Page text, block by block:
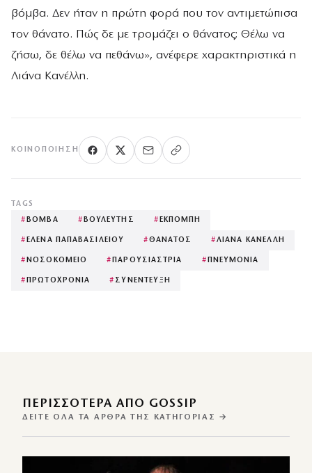
βόμβα. Δεν ήταν η πρώτη φορά που τον αντιμετώπισα
τον θάνατο. Πώς δε με τρομάζει ο θάνατος; Θέλω να
ζήσω, δε θέλω να πεθάνω», ανέφερε χαρακτηριστικά η
Λιάνα Κανέλλη.
ΚΟΙΝΟΠΟΊΗΣΗ
TAGS
# ΒΟΜΒΑ # ΒΟΥΛΕΥΤΗΣ # ΕΚΠΟΜΠΗ
# ΕΛΕΝΑ ΠΑΠΑΒΑΣΙΛΕΙΟΥ #ΘΑΝΑΤΟΣ #ΛΙΑΝΑ ΚΑΝΕΛΛΗ
# ΝΟΣΟΚΟΜΕΙΟ # ΠΑΡΟΥΣΙΑΣΤΡΙΑ # ΠΝΕΥΜΟΝΙΑ
# ΠΡΩΤΟΧΡΟΝΙΑ # ΣΥΝΕΝΤΕΥΞΗ
ΠΕΡΙΣΣΌΤΕΡΑ ΑΠΌ GOSSIP
ΔΕΊΤΕ ΌΛΑ ΤΑ ΆΡΘΡΑ ΤΗΣ ΚΑΤΗΓΟΡΊΑΣ →